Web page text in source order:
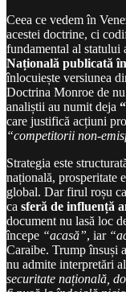
Ceea ce vedem în
acestei doctrine, ci
fundamental al statului
Națională publicată
înlocuiește versiunea
Doctrina Monroe de
analiștii au numit deja
care justifică acțiuni
“competitorii non-
Strategia este
națională, prosperitate
global. Dar firul roșu
ca sferă de influență
document nu lasă loc
începe “acasă”, iar
Caraibe. Trump însuși
nu admite interpretări
securitate națională,